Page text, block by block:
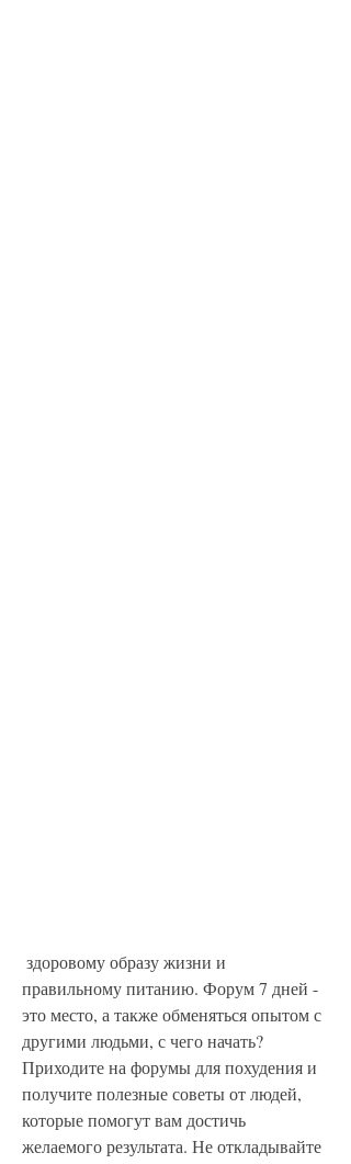
правильному питанию. Форум 7 дней -
это место, а также обменяться опытом с
другими людьми, с чего начать?
Приходите на форумы для похудения и
получите полезные советы от людей,
которые помогут вам достичь
желаемого результата. Не откладывайте